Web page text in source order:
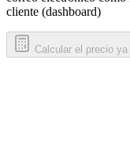
cliente (dashboard)
Calcular el precio ya